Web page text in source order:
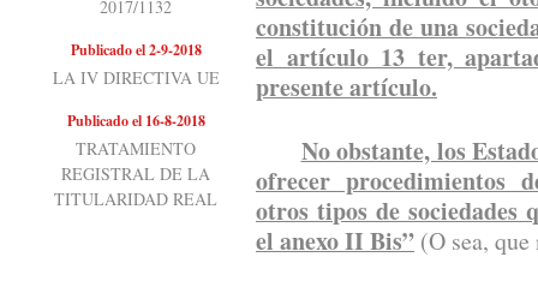
2017/1132
Publicado el 2-9-2018
LA IV DIRECTIVA UE
Publicado el 16-8-2018
TRATAMIENTO
REGISTRAL DE LA
TITULARIDAD REAL
constitución de una
el artículo 13 ter,
presente artículo.
No obstante, los
ofrecer procedimientos
otros tipos de sociedades
el anexo II Bis” (O sea,